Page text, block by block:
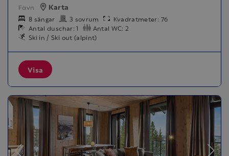
Favn Karta
8 sängar 3 sovrum
Kvadratmeter: 76
Antal duschar: 1
Antal WC: 2
Ski in / Ski out (alpint)
Visa